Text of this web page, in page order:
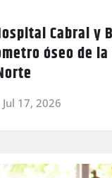
Cabral y
óseo de la
Jul 17, 2026